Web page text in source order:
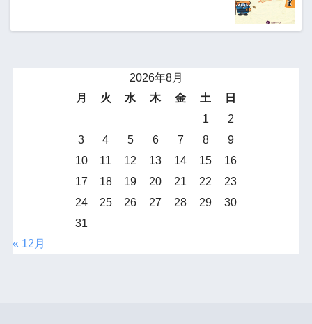
2026年8月
月
火 水 木 金 土
日
1
2
3
4 5 6 7 8
9
10
11 12 13 14 15
16
17
18 19 20 21 22
23
24
25 26 27 28 29
30
31
« 12月